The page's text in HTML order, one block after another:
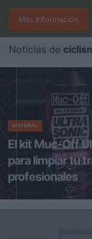
Más Información
Noticias de
MATERIAL
El kit Muc-Off
para limpiar tu
profesionales
El nuevo dispositivo